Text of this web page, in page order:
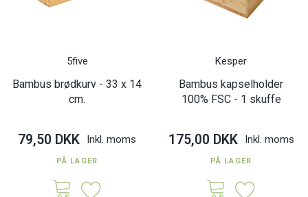
5five
Bambus brødkurv - 33 x 14
cm.
79,50 DKK Inkl. moms
PÅ LAGER
Kesper
Bambus kapselholder
100% FSC - 1 skuffe
175,00 DKK Inkl. moms
PÅ LAGER